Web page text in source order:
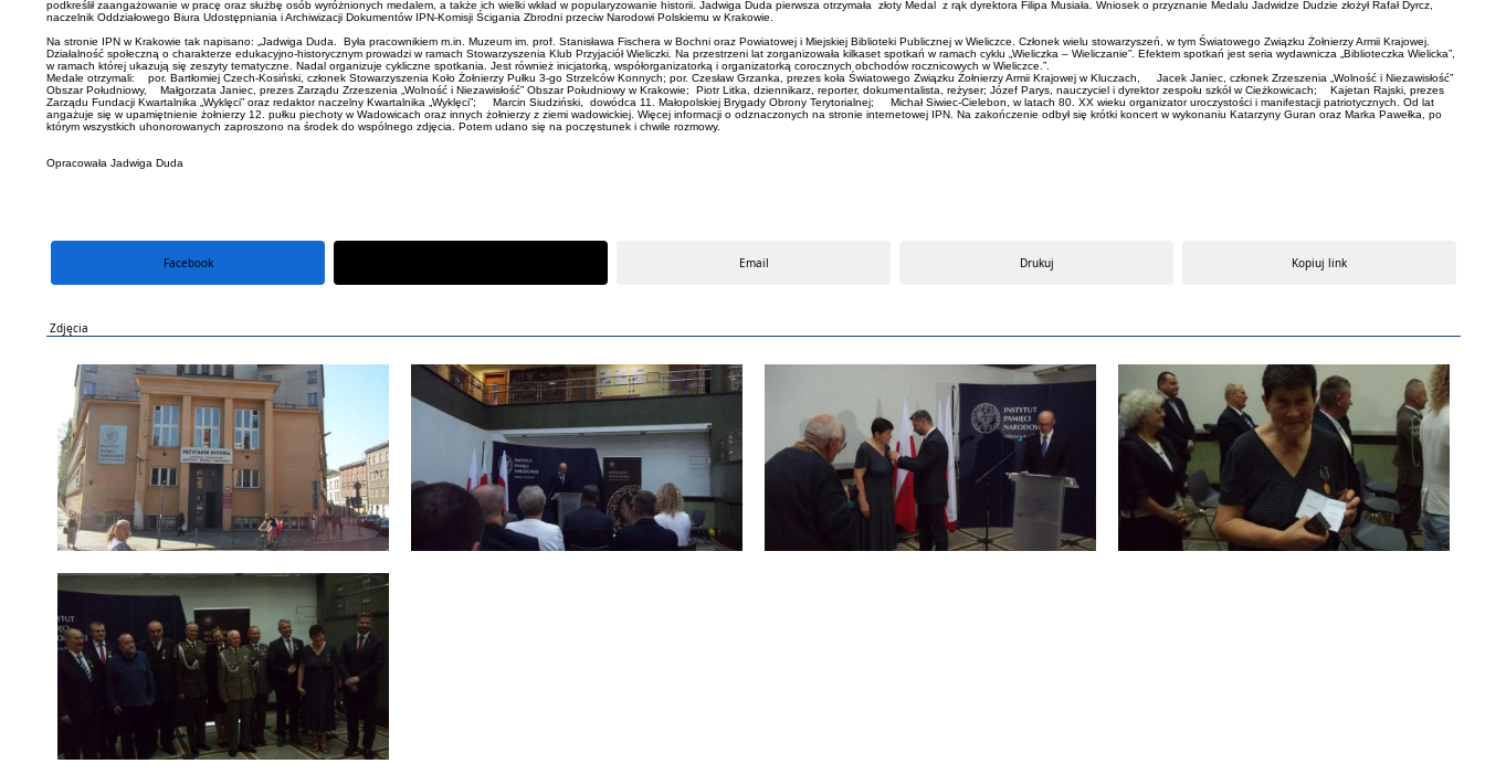
podkreślił zaangażowanie w pracę oraz służbę osób wyróżnionych medalem, a także ich wielki wkład w popularyzowanie historii. Jadwiga Duda pierwsza otrzymała złoty Medal z rąk dyrektora Filipa Musiała. Wniosek o przyznanie Medalu Jadwidze Dudzie złożył Rafał Dyrcz,
naczelnik Oddziałowego Biura Udostępniania i Archiwizacji Dokumentów IPN-Komisji Ścigania Zbrodni przeciw Narodowi Polskiemu w Krakowie.
Na stronie IPN w Krakowie tak napisano: „Jadwiga Duda. Była pracownikiem m.in. Muzeum im. prof. Stanisława Fischera w Bochni oraz Powiatowej i Miejskiej Biblioteki Publicznej w Wieliczce. Członek wielu stowarzyszeń, w tym Światowego Związku Żołnierzy Armii Krajowej.
Działalność społeczną o charakterze edukacyjno-historycznym prowadzi w ramach Stowarzyszenia Klub Przyjaciół Wieliczki. Na przestrzeni lat zorganizowała kilkaset spotkań w ramach cyklu „Wieliczka – Wieliczanie”. Efektem spotkań jest seria wydawnicza „Biblioteczka Wielicka”,
w ramach której ukazują się zeszyty tematyczne. Nadal organizuje cykliczne spotkania. Jest również inicjatorką, współorganizatorką i organizatorką corocznych obchodów rocznicowych w Wieliczce.”.
Medale otrzymali: por. Bartłomiej Czech-Kosiński, członek Stowarzyszenia Koło Żołnierzy Pułku 3-go Strzelców Konnych; por. Czesław Grzanka, prezes koła Światowego Związku Żołnierzy Armii Krajowej w Kluczach, Jacek Janiec, członek Zrzeszenia „Wolność i Niezawisłość”
Obszar Południowy, Małgorzata Janiec, prezes Zarządu Zrzeszenia „Wolność i Niezawisłość” Obszar Południowy w Krakowie; Piotr Litka, dziennikarz, reporter, dokumentalista, reżyser; Józef Parys, nauczyciel i dyrektor zespołu szkół w Cieżkowicach; Kajetan Rajski, prezes
Zarządu Fundacji Kwartalnika „Wyklęci” oraz redaktor naczelny Kwartalnika „Wyklęci”; Marcin Siudziński, dowódca 11. Małopolskiej Brygady Obrony Terytorialnej; Michał Siwiec-Cielebon, w latach 80. XX wieku organizator uroczystości i manifestacji patriotycznych. Od lat
angażuje się w upamiętnienie żołnierzy 12. pułku piechoty w Wadowicach oraz innych żołnierzy z ziemi wadowickiej. Więcej informacji o odznaczonych na stronie internetowej IPN. Na zakończenie odbył się krótki koncert w wykonaniu Katarzyny Guran oraz Marka Pawełka, po
którym wszystkich uhonorowanych zaproszono na środek do wspólnego zdjęcia. Potem udano się na poczęstunek i chwile rozmowy.
Opracowała Jadwiga Duda
Facebook Email Drukuj Kopiuj link
Zdjęcia